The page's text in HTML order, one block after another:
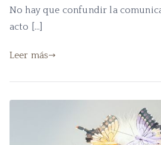
No hay que confundir la
acto […]
Leer más